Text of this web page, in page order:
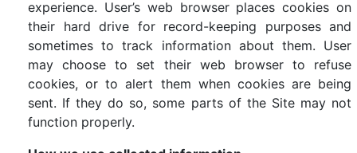
experience. User’s web browser places cookies on
their hard drive for record-keeping purposes and
sometimes to track information about them. User
may choose to set their web browser to refuse
cookies, or to alert them when cookies are being
sent. If they do so, some parts of the Site may not
function properly.